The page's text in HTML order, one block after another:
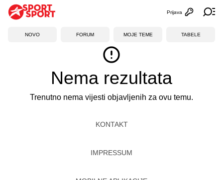
Otvori
Prijava
NOVO FORUM MOJE TEME TABELE
Nema rezultata
Trenutno nema vijesti objavljenih za ovu temu.
KONTAKT
IMPRESSUM